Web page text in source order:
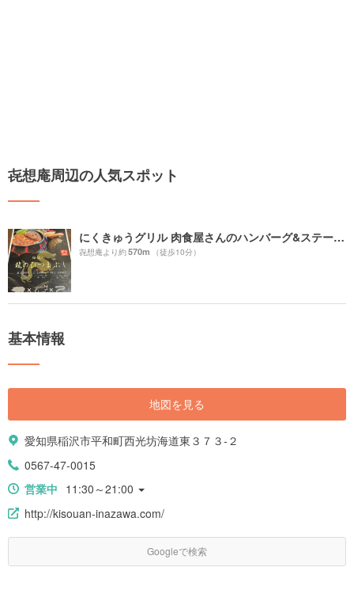
㐂想庵周辺の人気スポット
にくきゅうグリル 肉食屋さんのハンバーグ&ステーキ 稲沢平和店
㐂想庵より約570m （徒歩10分）
基本情報
地図を見る
愛知県稲沢市平和町西光坊海道東３７３-２
0567-47-0015
営業中 11:30～21:00
http://kisouan-inazawa.com/
Googleで検索